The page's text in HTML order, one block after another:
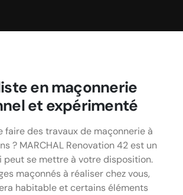
en maçonnerie
et expérimenté
faire des travaux de maçonnerie à
? MARCHAL Renovation 42 est un
peut se mettre à votre disposition.
maçonnés à réaliser chez vous,
habitable et certains éléments